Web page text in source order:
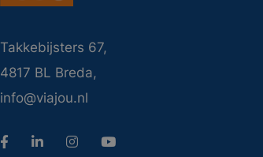
Takkebijsters 67,
4817 BL Breda,
info@viajou.nl